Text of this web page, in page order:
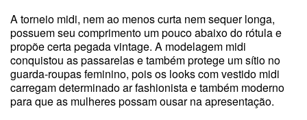
A torneio midi, nem ao menos curta nem sequer longa,
possuem seu comprimento um pouco abaixo do rótula e
propõe certa pegada vintage. A modelagem midi
conquistou as passarelas e também protege um sítio no
guarda-roupas feminino, pois os looks com vestido midi
carregam determinado ar fashionista e também moderno
para que as mulheres possam ousar na apresentação.